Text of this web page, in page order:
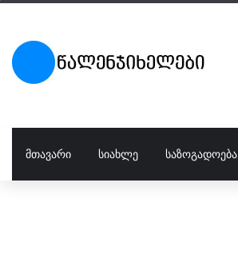
ᲛᲗᲐᲕᲐᲠᲘ ᲡᲘᲐᲮᲚᲔ ᲡᲐᲖᲝᲒᲐᲓᲝᲔᲑᲐ